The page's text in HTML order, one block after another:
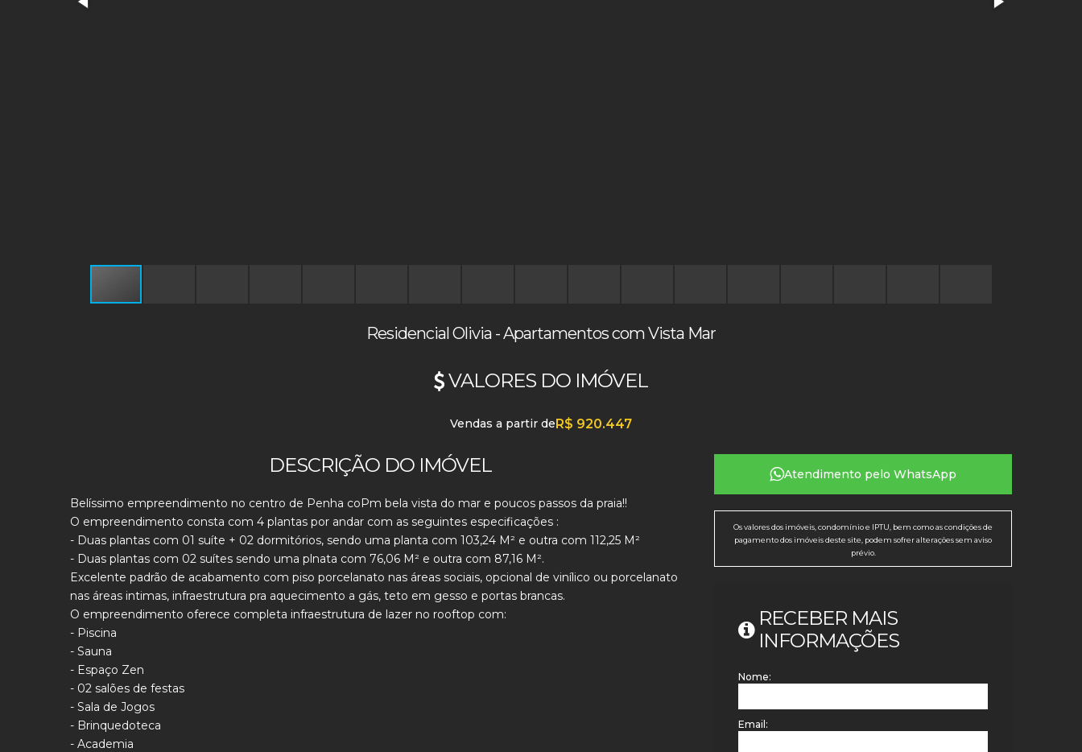
Residencial Olivia - Apartamentos com Vista Mar
VALORES DO IMÓVEL
R$ 920.447
Vendas a partir de
DESCRIÇÃO DO IMÓVEL
Belíssimo empreendimento no centro de Penha coPm bela vista do mar e poucos passos da praia!!
O empreendimento consta com 4 plantas por andar com as seguintes especificações :
- Duas plantas com 01 suíte + 02 dormitórios, sendo uma planta com 103,24 M² e outra com 112,25 M²
- Duas plantas com 02 suítes sendo uma plnata com 76,06 M² e outra com 87,16 M².
Excelente padrão de acabamento com piso porcelanato nas áreas sociais, opcional de vinílico ou porcelanato
nas áreas intimas, infraestrutura pra aquecimento a gás, teto em gesso e portas brancas.
O empreendimento oferece completa infraestrutura de lazer no rooftop com:
- Piscina
- Sauna
- Espaço Zen
- 02 salões de festas
- Sala de Jogos
- Brinquedoteca
- Academia
Atendimento pelo WhatsApp
Os valores dos imóveis, condomínio e IPTU, bem como as condições de
pagamento dos imóveis deste site, podem sofrer alterações sem aviso
prévio.
RECEBER MAIS
INFORMAÇÕES
Nome:
Email: